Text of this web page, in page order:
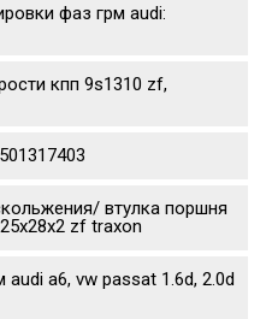
фаз грм audi:
кпп 9s1310 zf,
втулка поршня
zf traxon
a6, vw passat 1.6d, 2.0d